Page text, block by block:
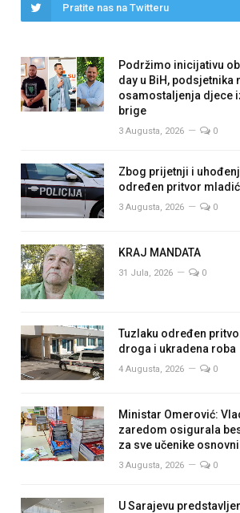
Pratite nas na Twitteru
Podržimo inicijativu
day u BiH, podsjetnika
osamostaljenja djece
brige
3 Augusta, 2026 0
Zbog prijetnji i
određen pritvor
3 Augusta, 2026 0
KRAJ MANDATA
31 Jula, 2026 0
Tuzlaku određen
droga i ukradena roba
4 Augusta, 2026 0
Ministar Omerović:
zaredom osigurala
za sve učenike
3 Augusta, 2026 0
U Sarajevu